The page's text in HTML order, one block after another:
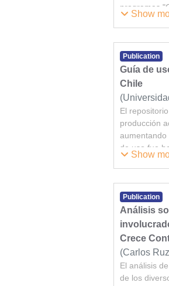
programas
Show
Publication
Guía de
Chile
(
El
producción
aumentando
de uso fue
central de
Show
Publication
Análisis
Crece
(Carlos
El análisis
de los